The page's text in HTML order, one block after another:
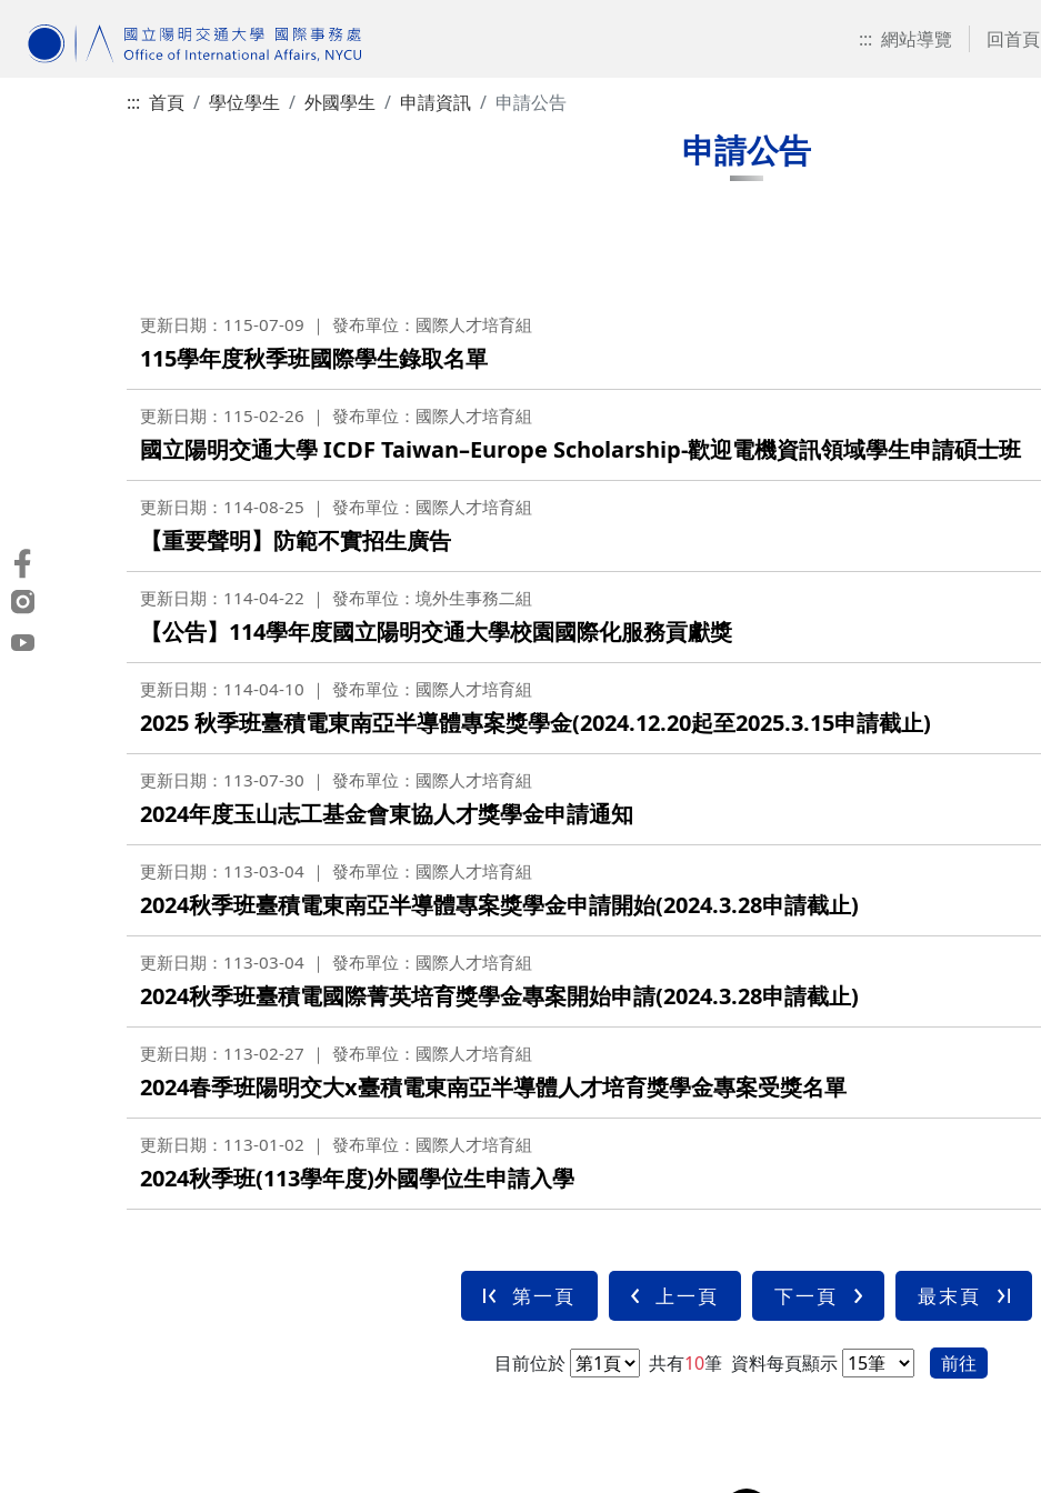
::: 網站導覽 回首頁
::: 首頁 學位學生 外國學生 申請資訊 申請公告
申請公告
更新日期：115-07-09 發布單位：國際人才培育組
115學年度秋季班國際學生錄取名單
更新日期：115-02-26 發布單位：國際人才培育組
國立陽明交通大學 ICDF Taiwan–Europe Scholarship-歡迎電機資訊領域學生申請碩士班
更新日期：114-08-25 發布單位：國際人才培育組
【重要聲明】防範不實招生廣告
更新日期：114-04-22 發布單位：境外生事務二組
【公告】114學年度國立陽明交通大學校園國際化服務貢獻獎
更新日期：114-04-10 發布單位：國際人才培育組
2025 秋季班臺積電東南亞半導體專案獎學金(2024.12.20起至2025.3.15申請截止)
更新日期：113-07-30 發布單位：國際人才培育組
2024年度玉山志工基金會東協人才獎學金申請通知
更新日期：113-03-04 發布單位：國際人才培育組
2024秋季班臺積電東南亞半導體專案獎學金申請開始(2024.3.28申請截止)
更新日期：113-03-04 發布單位：國際人才培育組
2024秋季班臺積電國際菁英培育獎學金專案開始申請(2024.3.28申請截止)
更新日期：113-02-27 發布單位：國際人才培育組
2024春季班陽明交大x臺積電東南亞半導體人才培育獎學金專案受獎名單
更新日期：113-01-02 發布單位：國際人才培育組
2024秋季班(113學年度)外國學位生申請入學
第一頁 上一頁 下一頁 最末頁
目前位於 共有10筆 資料每頁顯示 前往